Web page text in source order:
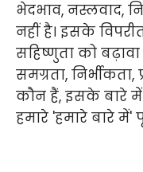
भेदभाव, नस्लवाद,
नहीं है। इसके
सहिष्णुता को
समग्रता, निर्भीकता,
कौन हैं, इसके बारे
हमारे 'हमारे बारे में'